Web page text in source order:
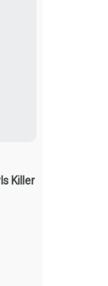
Killer